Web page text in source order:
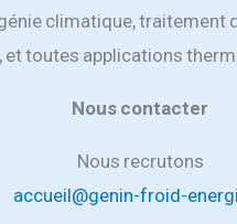
climatique, traitement
et toutes applications
Nous contacter
Nous recrutons
accueil@genin-froid-